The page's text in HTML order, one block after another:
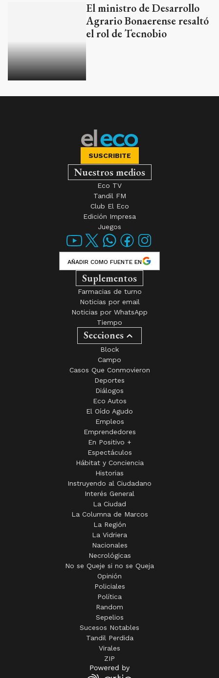
El ministro de Desarrollo
Agrario Bonaerense resaltó
el rol de Tecnobio
SUSCRIBITE
Nuestros medios
Eco TV
Tandil FM
Club El Eco
Edición Impresa
Juegos
AÑADIR COMO FUENTE EN
Suplementos
Farmacias de turno
Noticias por email
Noticias por WhatsApp
Tiempo
Secciones
Block
Campo
Casos Que Conmovieron
Deportes
Diálogos
Eco Autos
El Oído Agudo
Empleos
Emprendedores
En Positivo +
Espectáculos
Hábitat y Conciencia
Historias
Instruyendo al Ciudadano
Interés General
La Ciudad
La Columna de Marcos
La Región
La Vidriera
Nacionales
Necrológicas
No se Queje si no se Queja
Opinión
Policiales
Política
Random
Sepelios
Sucesos Notables
Tandil Perdida
Virales
ZIP